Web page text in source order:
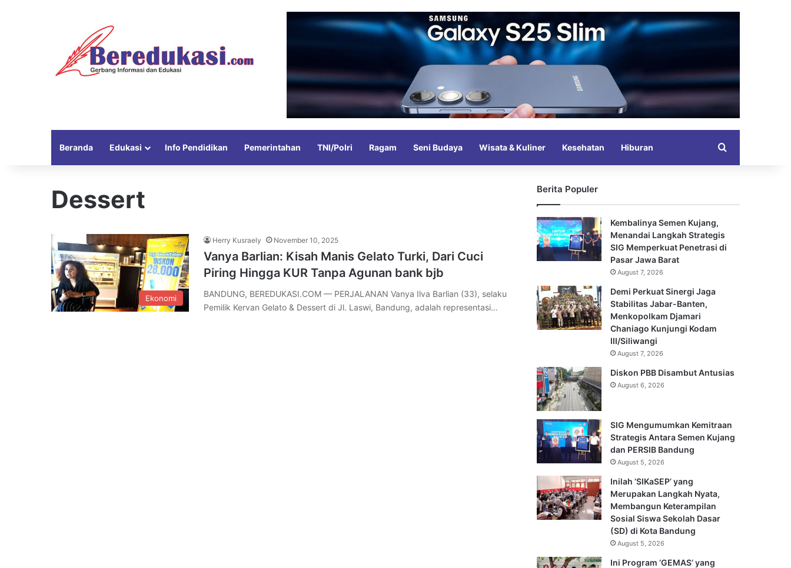
Beranda Edukasi Info Pendidikan Pemerintahan TNI/Polri Ragam Seni Budaya Wisata & Kuliner Kesehatan Hiburan
Dessert
Ekonomi
Herry Kusraely November 10, 2025
Vanya Barlian: Kisah Manis Gelato Turki, Dari Cuci
Piring Hingga KUR Tanpa Agunan bank bjb
BANDUNG, BEREDUKASI.COM — PERJALANAN Vanya Ilva Barlian (33), selaku
Pemilik Kervan Gelato & Dessert di Jl. Laswi, Bandung, adalah representasi…
Berita Populer
Kembalinya Semen Kujang,
Menandai Langkah Strategis
SIG Memperkuat Penetrasi di
Pasar Jawa Barat
August 7, 2026
Demi Perkuat Sinergi Jaga
Stabilitas Jabar-Banten,
Menkopolkam Djamari
Chaniago Kunjungi Kodam
III/Siliwangi
August 7, 2026
Diskon PBB Disambut Antusias
August 6, 2026
SIG Mengumumkan Kemitraan
Strategis Antara Semen Kujang
dan PERSIB Bandung
August 5, 2026
Inilah ‘SIKaSEP’ yang
Merupakan Langkah Nyata,
Membangun Keterampilan
Sosial Siswa Sekolah Dasar
(SD) di Kota Bandung
August 5, 2026
Ini Program ‘GEMAS’ yang